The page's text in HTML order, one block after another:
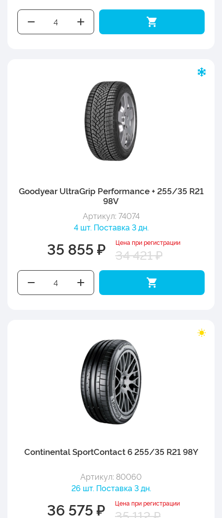
Goodyear UltraGrip Performance + 255/35 R21
98V
Артикул: 74074
4 шт. Поставка 3 дн.
35 855 ₽ Цена при регистрации
34 421 ₽
Continental SportContact 6 255/35 R21 98Y
Артикул: 80060
26 шт. Поставка 3 дн.
36 575 ₽ Цена при регистрации